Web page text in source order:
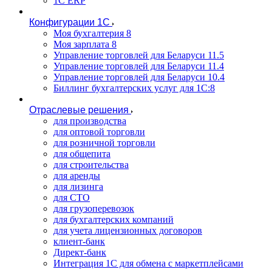
Конфигурации 1С
Моя бухгалтерия 8
Моя зарплата 8
Управление торговлей для Беларуси 11.5
Управление торговлей для Беларуси 11.4
Управление торговлей для Беларуси 10.4
Биллинг бухгалтерских услуг для 1С:8
Отраслевые решения
для производства
для оптовой торговли
для розничной торговли
для общепита
для строительства
для аренды
для лизинга
для СТО
для грузоперевозок
для бухгалтерских компаний
для учета лицензионных договоров
клиент-банк
Директ-банк
Интеграция 1C для обмена с маркетплейсами